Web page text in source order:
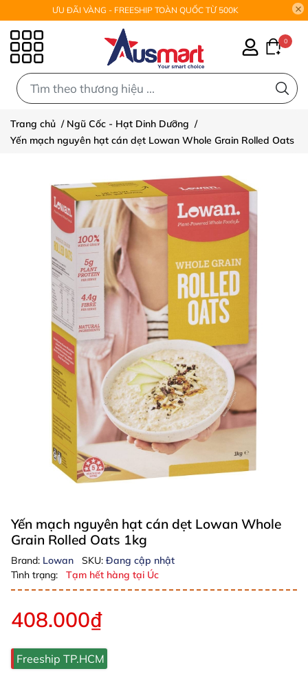
ƯU ĐÃI VÀNG - FREESHIP TOÀN QUỐC TỪ 500K
0
Trang chủ / Ngũ Cốc - Hạt Dinh Dưỡng /
Yến mạch nguyên hạt cán dẹt Lowan Whole Grain Rolled Oats
Yến mạch nguyên hạt cán dẹt Lowan Whole
Grain Rolled Oats 1kg
Brand: Lowan SKU: Đang cập nhật
Tình trạng:
Tạm hết hàng tại Úc
408.000₫
Freeship TP.HCM